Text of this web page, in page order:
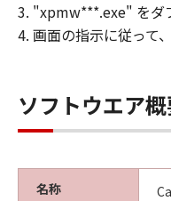
3. "xpmw***.exe" をダ
4. 画面の指示に従って
ソフトウエア
名称